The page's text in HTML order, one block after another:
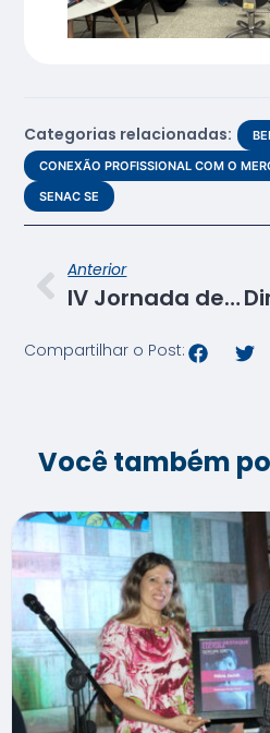
Categorias relacionadas:
CONEXÃO PROFISSIONAL COM O
SENAC SE
Anterior
IV Jornada de Tecnologia da Informação aborda as transformações da IA no ambiente educacional
Compartilhar o Post:
Você também